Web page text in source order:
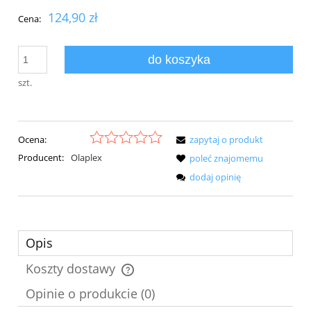
Cena: 124,90 zł
szt.
do koszyka
Ocena:
Producent: Olaplex
zapytaj o produkt
poleć znajomemu
dodaj opinię
Opis
Koszty dostawy
Cena nie zawiera ewentualnych kosztów płatności
Opinie o produkcie (0)